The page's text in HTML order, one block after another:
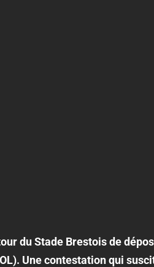
du Stade Brestois de
Une contestation qui